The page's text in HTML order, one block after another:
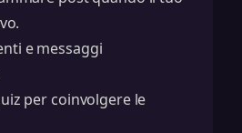
e messaggi
per coinvolgere le